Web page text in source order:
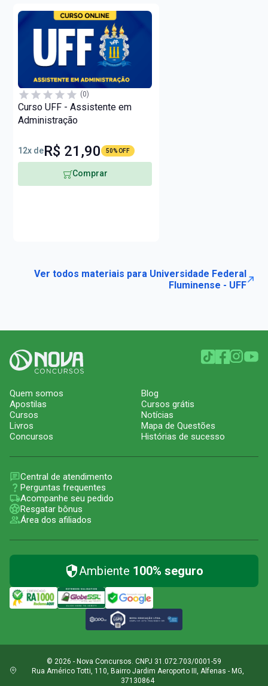
(0)
Curso UFF - Assistente em
Administração
12x deR$ 21,90 50% OFF
Comprar
Ver todos materiais para Universidade Federal
Fluminense - UFF
Quem somos
Apostilas
Cursos
Livros
Concursos
Blog
Cursos grátis
Notícias
Mapa de Questões
Histórias de sucesso
Central de atendimento
Perguntas frequentes
Acompanhe seu pedido
Resgatar bônus
Área dos afiliados
Ambiente 100% seguro
© 2026 - Nova Concursos. CNPJ 31.072.703/0001-59
Rua Américo Totti, 110, Bairro Jardim Aeroporto III, Alfenas - MG,
37130864